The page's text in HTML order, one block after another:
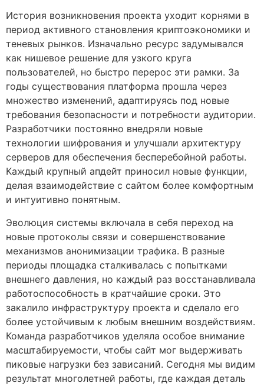
История возникновения проекта уходит корнями в
период активного становления криптоэкономики и
теневых рынков. Изначально ресурс задумывался
как нишевое решение для узкого круга
пользователей, но быстро перерос эти рамки. За
годы существования платформа прошла через
множество изменений, адаптируясь под новые
требования безопасности и потребности аудитории.
Разработчики постоянно внедряли новые
технологии шифрования и улучшали архитектуру
серверов для обеспечения бесперебойной работы.
Каждый крупный апдейт приносил новые функции,
делая взаимодействие с сайтом более комфортным
и интуитивно понятным.
Эволюция системы включала в себя переход на
новые протоколы связи и совершенствование
механизмов анонимизации трафика. В разные
периоды площадка сталкивалась с попытками
внешнего давления, но каждый раз восстанавливала
работоспособность в кратчайшие сроки. Это
закалило инфраструктуру проекта и сделало его
более устойчивым к любым внешним воздействиям.
Команда разработчиков уделяла особое внимание
масштабируемости, чтобы сайт мог выдерживать
пиковые нагрузки без зависаний. Сегодня мы видим
результат многолетней работы, где каждая деталь